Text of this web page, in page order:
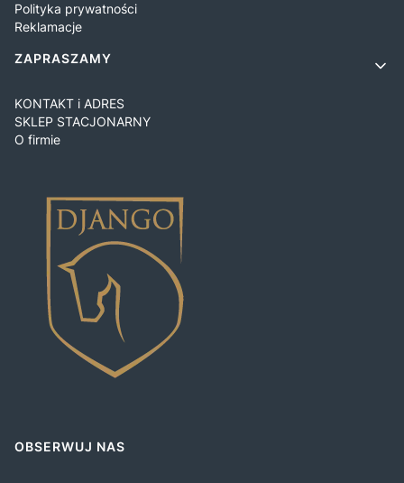
Polityka prywatności
Reklamacje
ZAPRASZAMY
KONTAKT i ADRES
SKLEP STACJONARNY
O firmie
OBSERWUJ NAS